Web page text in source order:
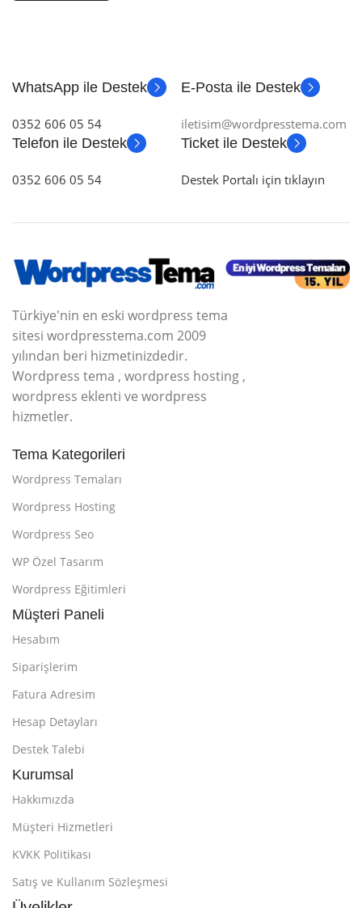
WhatsApp ile Destek
0352 606 05 54
E-Posta ile Destek
iletisim@wordpresstema.com
Telefon ile Destek
0352 606 05 54
Ticket ile Destek
Destek Portalı için tıklayın
Türkiye'nin en eski wordpress tema
sitesi wordpresstema.com 2009
yılından beri hizmetinizdedir.
Wordpress tema , wordpress hosting ,
wordpress eklenti ve wordpress
hizmetler.
Tema Kategorileri
Wordpress Temaları
Wordpress Hosting
Wordpress Seo
WP Özel Tasarım
Wordpress Eğitimleri
Müşteri Paneli
Hesabım
Siparişlerim
Fatura Adresim
Hesap Detayları
Destek Talebi
Kurumsal
Hakkımızda
Müşteri Hizmetleri
KVKK Politikası
Satış ve Kullanım Sözleşmesi